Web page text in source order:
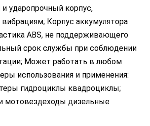
ударопрочный корпус,
Корпус аккумулятора
ABS, не поддерживающего
срок службы при соблюдении
Может работать в любом
использования и применения:
гидроциклы квадроциклы;
мотовездеходы дизельные